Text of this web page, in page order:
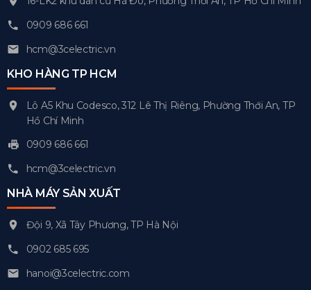
0909 686 661
hcm@3celectric.vn
KHO HÀNG TP HCM
Lô A5 Khu Codesco, 312 Lê Thị Riêng, Phường Thới An, TP
Hồ Chí Minh
0909 686 661
hcm@3celectric.vn
NHÀ MÁY SẢN XUẤT
Đội 9, Xã Tây Phương, TP Hà Nội
0902 685 695
hanoi@3celectric.com